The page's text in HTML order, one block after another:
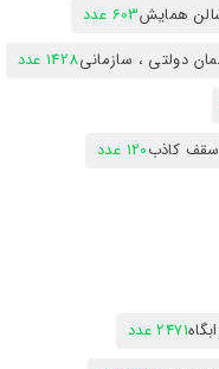
همایش603 عدد
دولتی ، سازمانی1428 عدد
کاذب120 عدد
2471 عدد